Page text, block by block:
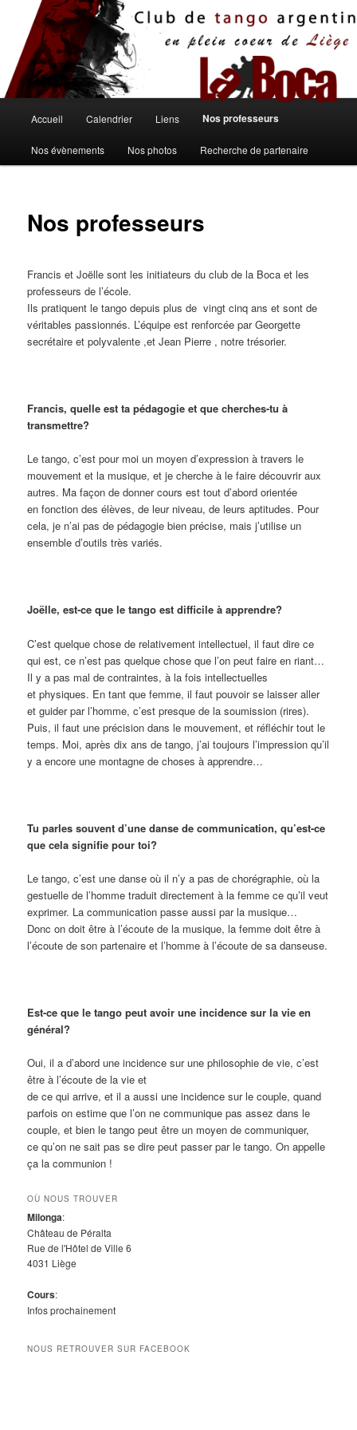
contenu
principal
principal
Accueil Calendrier Liens Nos professeurs
Nos évènements Nos photos Recherche de partenaire
Nos professeurs
Francis et Joëlle sont les initiateurs du club de la Boca et les
professeurs de l’école.
Ils pratiquent le tango depuis plus de vingt cinq ans et sont de
véritables passionnés. L’équipe est renforcée par Georgette
secrétaire et polyvalente ,et Jean Pierre , notre trésorier.
Francis, quelle est ta pédagogie et que cherches-tu à
transmettre?
Le tango, c’est pour moi un moyen d’expression à travers le
mouvement et la musique, et je cherche à le faire découvrir aux
autres. Ma façon de donner cours est tout d’abord orientée
en fonction des élèves, de leur niveau, de leurs aptitudes. Pour
cela, je n’ai pas de pédagogie bien précise, mais j’utilise un
ensemble d’outils très variés.
Joëlle, est-ce que le tango est difficile à apprendre?
C’est quelque chose de relativement intellectuel, il faut dire ce
qui est, ce n’est pas quelque chose que l’on peut faire en riant…
Il y a pas mal de contraintes, à la fois intellectuelles
et physiques. En tant que femme, il faut pouvoir se laisser aller
et guider par l’homme, c’est presque de la soumission (rires).
Puis, il faut une précision dans le mouvement, et réfléchir tout le
temps. Moi, après dix ans de tango, j’ai toujours l’impression qu’il
y a encore une montagne de choses à apprendre…
Tu parles souvent d’une danse de communication, qu’est-ce
que cela signifie pour toi?
Le tango, c’est une danse où il n’y a pas de chorégraphie, où la
gestuelle de l’homme traduit directement à la femme ce qu’il veut
exprimer. La communication passe aussi par la musique…
Donc on doit être à l’écoute de la musique, la femme doit être à
l’écoute de son partenaire et l’homme à l’écoute de sa danseuse.
Est-ce que le tango peut avoir une incidence sur la vie en
général?
Oui, il a d’abord une incidence sur une philosophie de vie, c’est
être à l’écoute de la vie et
de ce qui arrive, et il a aussi une incidence sur le couple, quand
parfois on estime que l’on ne communique pas assez dans le
couple, et bien le tango peut être un moyen de communiquer,
ce qu’on ne sait pas se dire peut passer par le tango. On appelle
ça la communion !
OÙ NOUS TROUVER
Milonga:
Château de Péralta
Rue de l'Hôtel de Ville 6
4031 Liège
Cours:
Infos prochainement
NOUS RETROUVER SUR FACEBOOK